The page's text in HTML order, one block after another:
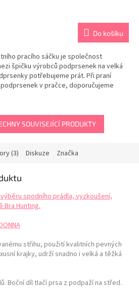
Do košíku
pracího sáčku je společnost
špičku výrobců podprsenek na velká
potřebujeme prát. Při praní
v pračce, doporučujeme
SOUVISEJÍCÍ PRODUKTY
(3) Diskuze Značka
spodního prádla, vyzkoušení,
Bra Hunting.
střihu, použití kvalitních pevných
krajky, udrží snadno i velká a těžká
Boční díl tlačí prsa z podpaží na střed.